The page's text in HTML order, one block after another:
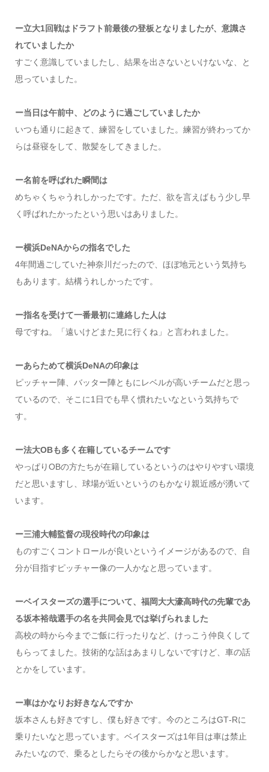
ー立大1回戦はドラフト前最後の登板となりましたが、意識さ
れていましたか
すごく意識していましたし、結果を出さないといけないな、と
思っていました。
ー当日は午前中、どのように過ごしていましたか
いつも通りに起きて、練習をしていました。練習が終わってか
らは昼寝をして、散髪をしてきました。
ー名前を呼ばれた瞬間は
めちゃくちゃうれしかったです。ただ、欲を言えばもう少し早
く呼ばれたかったという思いはありました。
ー横浜DeNAからの指名でした
4年間過ごしていた神奈川だったので、ほぼ地元という気持ち
もあります。結構うれしかったです。
ー指名を受けて一番最初に連絡した人は
母ですね。「遠いけどまた見に行くね」と言われました。
ーあらためて横浜DeNAの印象は
ピッチャー陣、バッター陣ともにレベルが高いチームだと思っ
ているので、そこに1日でも早く慣れたいなという気持ちで
す。
ー法大OBも多く在籍しているチームです
やっぱりOBの方たちが在籍しているというのはやりやすい環境
だと思いますし、球場が近いというのもかなり親近感が湧いて
います。
ー三浦大輔監督の現役時代の印象は
ものすごくコントロールが良いというイメージがあるので、自
分が目指すピッチャー像の一人かなと思っています。
ーベイスターズの選手について、福岡大大濠高時代の先輩であ
る坂本裕哉選手の名を共同会見では挙げられました
高校の時から今までご飯に行ったりなど、けっこう仲良くして
もらってました。技術的な話はあまりしないですけど、車の話
とかをしています。
ー車はかなりお好きなんですか
坂本さんも好きですし、僕も好きです。今のところはGT‐Rに
乗りたいなと思っています。ベイスターズは1年目は車は禁止
みたいなので、乗るとしたらその後からかなと思います。